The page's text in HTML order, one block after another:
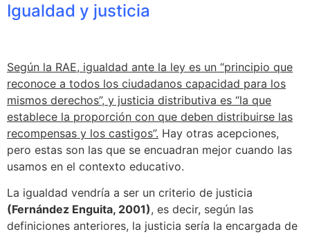
Igualdad y justicia
Según la RAE, igualdad ante la ley es un “principio que
reconoce a todos los ciudadanos capacidad para los
mismos derechos”, y justicia distributiva es “la que
establece la proporción con que deben distribuirse las
recompensas y los castigos”. Hay otras acepciones,
pero estas son las que se encuadran mejor cuando las
usamos en el contexto educativo.
La igualdad vendría a ser un criterio de justicia
(Fernández Enguita, 2001), es decir, según las
definiciones anteriores, la justicia sería la encargada de